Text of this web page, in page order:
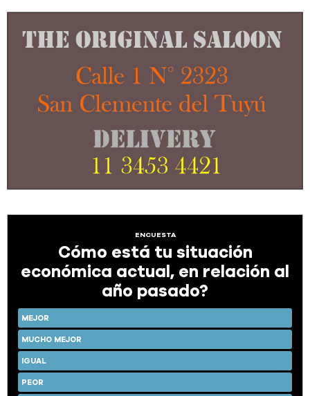
ENCUESTA
Cómo está tu situación
económica actual, en relación al
año pasado?
MEJOR
MUCHO MEJOR
IGUAL
PEOR